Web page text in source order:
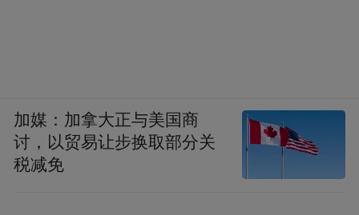
加媒：加拿大正与美国商
讨，以贸易让步换取部分关
税减免